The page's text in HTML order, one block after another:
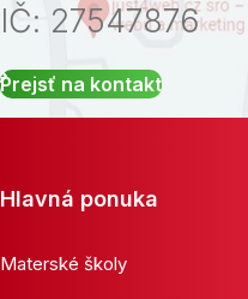
IČ: 27547876
Prejsť na kontakt
Hlavná ponuka
Materské školy